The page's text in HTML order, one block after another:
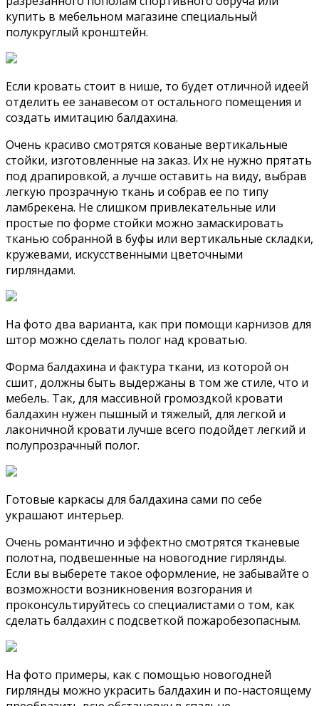
купить в мебельном магазине специальный
полукруглый кронштейн.
Если кровать стоит в нише, то будет отличной идеей
отделить ее занавесом от остального помещения и
создать имитацию балдахина.
Очень красиво смотрятся кованые вертикальные
стойки, изготовленные на заказ. Их не нужно прятать
под драпировкой, а лучше оставить на виду, выбрав
легкую прозрачную ткань и собрав ее по типу
ламбрекена. Не слишком привлекательные или
простые по форме стойки можно замаскировать
тканью собранной в буфы или вертикальные складки,
кружевами, искусственными цветочными
гирляндами.
На фото два варианта, как при помощи карнизов для
штор можно сделать полог над кроватью.
Форма балдахина и фактура ткани, из которой он
сшит, должны быть выдержаны в том же стиле, что и
мебель. Так, для массивной громоздкой кровати
балдахин нужен пышный и тяжелый, для легкой и
лаконичной кровати лучше всего подойдет легкий и
полупрозрачный полог.
Готовые каркасы для балдахина сами по себе
украшают интерьер.
Очень романтично и эффектно смотрятся тканевые
полотна, подвешенные на новогодние гирлянды.
Если вы выберете такое оформление, не забывайте о
возможности возникновения возгорания и
проконсультируйтесь со специалистами о том, как
сделать балдахин с подсветкой пожаробезопасным.
На фото примеры, как с помощью новогодней
гирлянды можно украсить балдахин и по-настоящему